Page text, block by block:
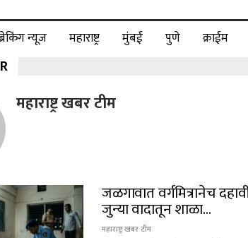
न्यूज महाराष्ट्र मुंबई पुणे क्राईम
महाराष्ट्र खबर टीम
जळगावात वर्गमित्रानेच
जुन्या वादातून शाळा…
महाराष्ट्र खबर टीम